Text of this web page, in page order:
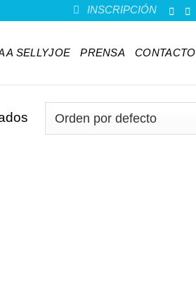
INSCRIPCIÓN
A SELLYJOE PRENSA CONTACTO